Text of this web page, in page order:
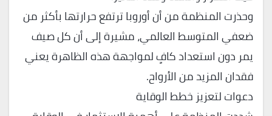
وحذرت المنظمة من أن أوروبا ترتفع حرارتها بأكثر من
ضعفي المتوسط العالمي، مشيرة إلى أن كل صيف
يمر دون استعداد كافٍ لمواجهة هذه الظاهرة يعني
فقدان المزيد من الأرواح.
دعوات لتعزيز خطط الوقاية